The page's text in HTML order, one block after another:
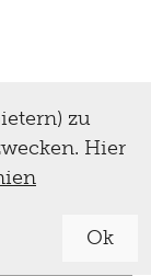
zu
Hier
Ok